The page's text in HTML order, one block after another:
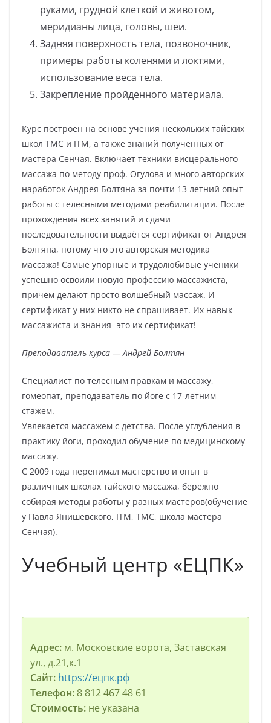
руками, грудной клеткой и животом,
меридианы лица, головы, шеи.
Задняя поверхность тела, позвоночник,
примеры работы коленями и локтями,
использование веса тела.
Закрепление пройденного материала.
Курс построен на основе учения нескольких тайских
школ TMC и ITM, а также знаний полученных от
мастера Сенчая. Включает техники висцерального
массажа по методу проф. Огулова и много авторских
наработок Андрея Болтяна за почти 13 летний опыт
работы с телесными методами реабилитации. После
прохождения всех занятий и сдачи
последовательности выдаётся сертификат от Андрея
Болтяна, потому что это авторская методика
массажа! Самые упорные и трудолюбивые ученики
успешно освоили новую профессию массажиста,
причем делают просто волшебный массаж. И
сертификат у них никто не спрашивает. Их навык
массажиста и знания- это их сертификат!
Преподаватель курса — Андрей Болтян
Специалист по телесным правкам и массажу,
гомеопат, преподаватель по йоге с 17-летним
стажем.
Увлекается массажем с детства. После углубления в
практику йоги, проходил обучение по медицинскому
массажу.
С 2009 года перенимал мастерство и опыт в
различных школах тайского массажа, бережно
собирая методы работы у разных мастеров(обучение
у Павла Янишевского, ITM, TMC, школа мастера
Сенчая).
Учебный центр «ЕЦПК»
Адрес:м. Московские ворота, Заставская
ул., д.21,к.1
Сайт: https://ецпк.рф
Телефон:8 812 467 48 61
Стоимость:не указана